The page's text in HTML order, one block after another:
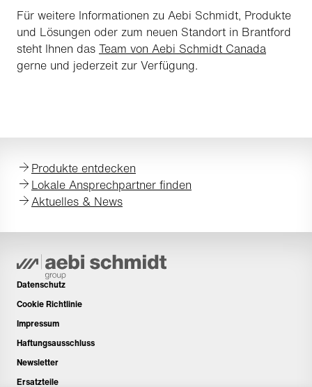
Für weitere Informationen zu Aebi Schmidt, Produkte
und Lösungen oder zum neuen Standort in Brantford
steht Ihnen das Team von Aebi Schmidt Canada
gerne und jederzeit zur Verfügung.
Produkte entdecken
Lokale Ansprechpartner finden
Aktuelles & News
Datenschutz
Cookie Richtlinie
Impressum
Haftungsausschluss
Newsletter
Ersatzteile